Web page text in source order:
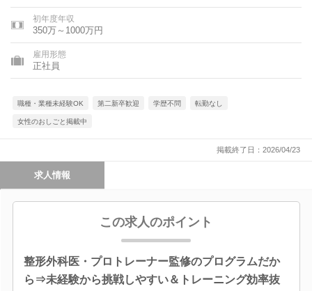
初年度年収
350万～1000万円
雇用形態
正社員
職種・業種未経験OK 第二新卒歓迎 学歴不問 転勤なし
女性のおしごと掲載中
掲載終了日：2026/04/23
求人情報
この求人のポイント
整形外科医・プロトレーナー監修のプログラムだか
ら⇒未経験から挑戦しやすい＆トレーニング効率抜